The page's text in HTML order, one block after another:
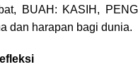
BUAH: KASIH,
dan harapan bagi dunia.